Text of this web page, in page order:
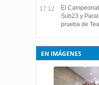
17:12
El
Sub23 y
prueba de
EN IMÁGENES